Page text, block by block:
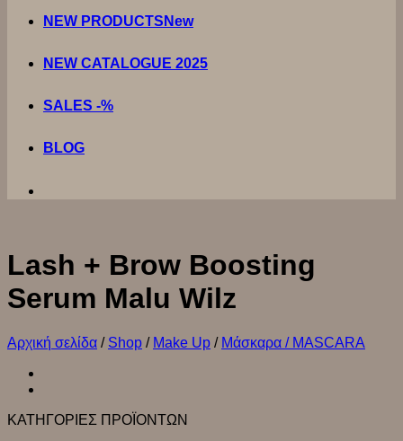
NEW PRODUCTS
NEW CATALOGUE 2025
SALES -%
BLOG
Lash + Brow Boosting
Serum Malu Wilz
Αρχική σελίδα / Shop / Make Up / Μάσκαρα / MASCARA
ΚΑΤΗΓΟΡΙΕΣ ΠΡΟΪΟΝΤΩΝ